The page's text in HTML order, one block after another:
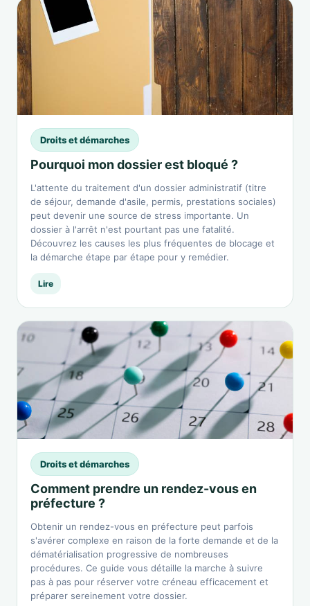
Droits et démarches
Pourquoi mon dossier est bloqué ?
L'attente du traitement d'un dossier administratif (titre
de séjour, demande d'asile, permis, prestations sociales)
peut devenir une source de stress importante. Un
dossier à l'arrêt n'est pourtant pas une fatalité.
Découvrez les causes les plus fréquentes de blocage et
la démarche étape par étape pour y remédier.
Lire
Droits et démarches
Comment prendre un rendez-vous en
préfecture ?
Obtenir un rendez-vous en préfecture peut parfois
s'avérer complexe en raison de la forte demande et de la
dématérialisation progressive de nombreuses
procédures. Ce guide vous détaille la marche à suivre
pas à pas pour réserver votre créneau efficacement et
préparer sereinement votre dossier.